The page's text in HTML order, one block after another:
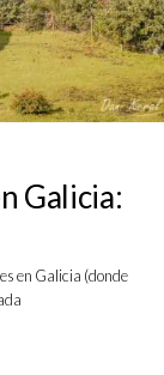
Galicia:
en Galicia (donde